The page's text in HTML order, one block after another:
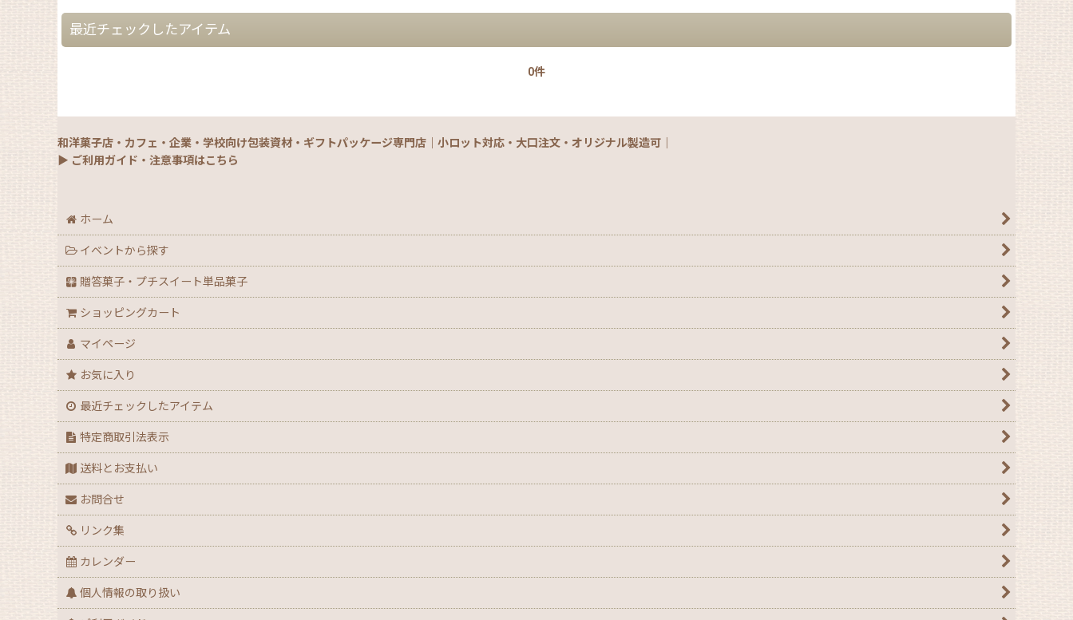
最近チェックしたアイテム
0件
和洋菓子店・カフェ・企業・学校向け包装資材・ギフトパッケージ専門店｜小ロット対応・大口注文・オリジナル製造可｜
▶ ご利用ガイド・注意事項はこちら
ホーム
イベントから探す
贈答菓子・プチスイート単品菓子
ショッピングカート
マイページ
お気に入り
最近チェックしたアイテム
特定商取引法表示
送料とお支払い
お問合せ
リンク集
カレンダー
個人情報の取り扱い